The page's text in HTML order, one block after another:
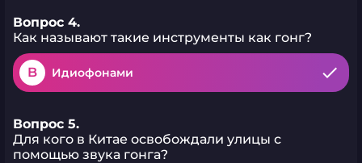
Вопрос 4.
Как называют такие инструменты как гонг?
B Идиофонами
Вопрос 5.
Для кого в Китае освобождали улицы с
помощью звука гонга?